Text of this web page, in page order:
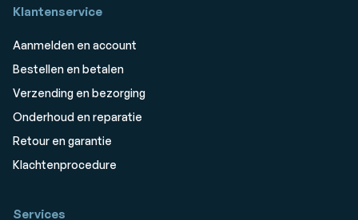
Klantenservice
Aanmelden en account
Bestellen en betalen
Verzending en bezorging
Onderhoud en reparatie
Retour en garantie
Klachtenprocedure
Services